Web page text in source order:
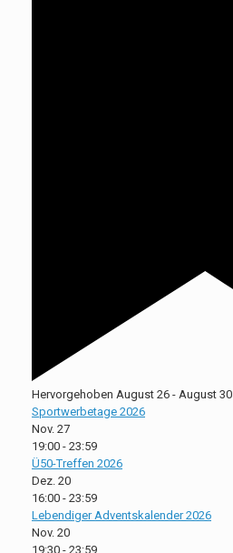
Hervorgehoben August 26 - August 30
Sportwerbetage 2026
Nov. 27
19:00 - 23:59
Ü50-Treffen 2026
Dez. 20
16:00 - 23:59
Lebendiger Adventskalender 2026
Nov. 20
19:30 - 23:59